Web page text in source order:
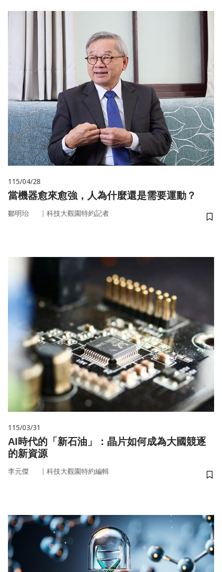
115/04/28
當機器愈來愈強，人為什麼還是需要運動？
鄒明珆 ｜ 科技大觀園特約記者
儲
115/03/31
AI時代的「新石油」：晶片如何成為大國競逐
的新資源
李元傑 ｜ 科技大觀園特約編輯
儲